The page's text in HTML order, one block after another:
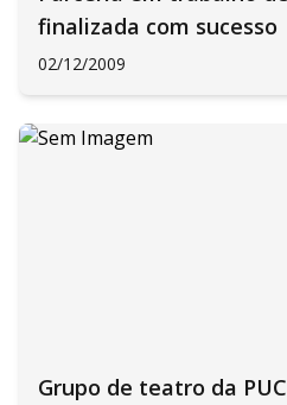
finalizada com sucesso
02/12/2009
Grupo de teatro da